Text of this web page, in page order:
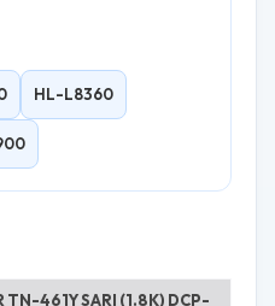
HL-L8360
TN-461Y SARI (1.8K) DCP-